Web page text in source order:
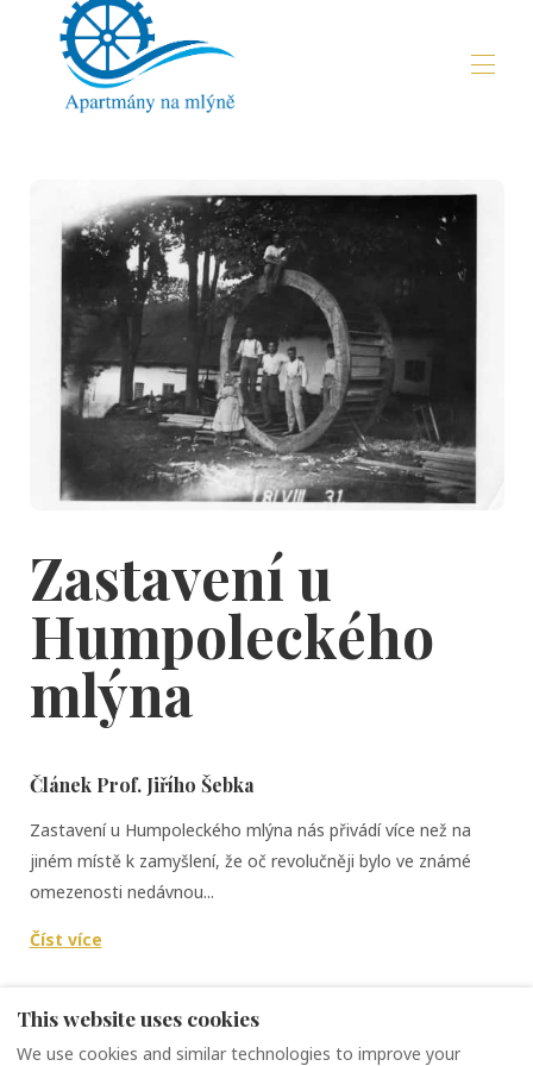
Apartments▾
Articles
Contact us
Zastavení u
Humpoleckého
mlýna
Článek Prof. Jiřího Šebka
Zastavení u Humpoleckého mlýna nás přivádí více než na
jiném místě k zamyšlení, že oč revolučněji bylo ve známé
omezenosti nedávnou...
Číst více
This website uses cookies
We use cookies and similar technologies to improve your